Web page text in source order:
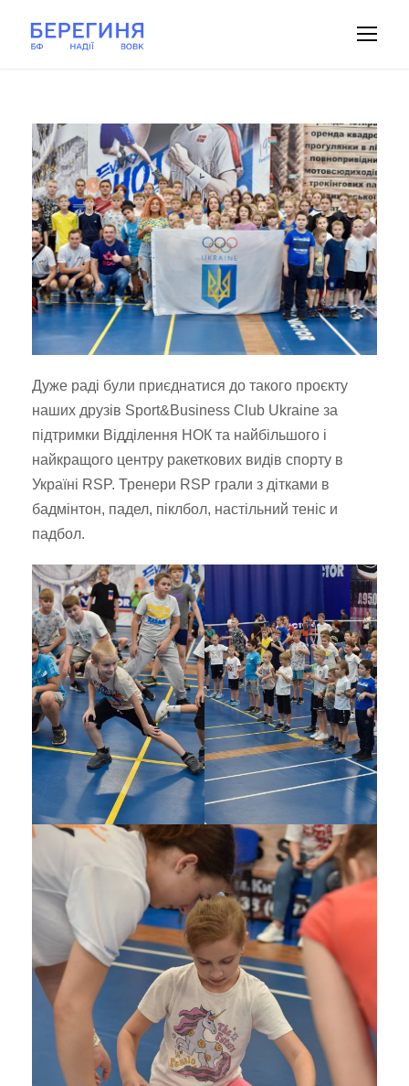
Дуже раді були приєднатися до такого проєкту
наших друзів Sport&Business Club Ukraine за
підтримки Відділення НОК та найбільшого і
найкращого центру ракеткових видів спорту в
Україні RSP. Тренери RSP грали з дітками в
бадмінтон, падел, піклбол, настільний теніс и
падбол.